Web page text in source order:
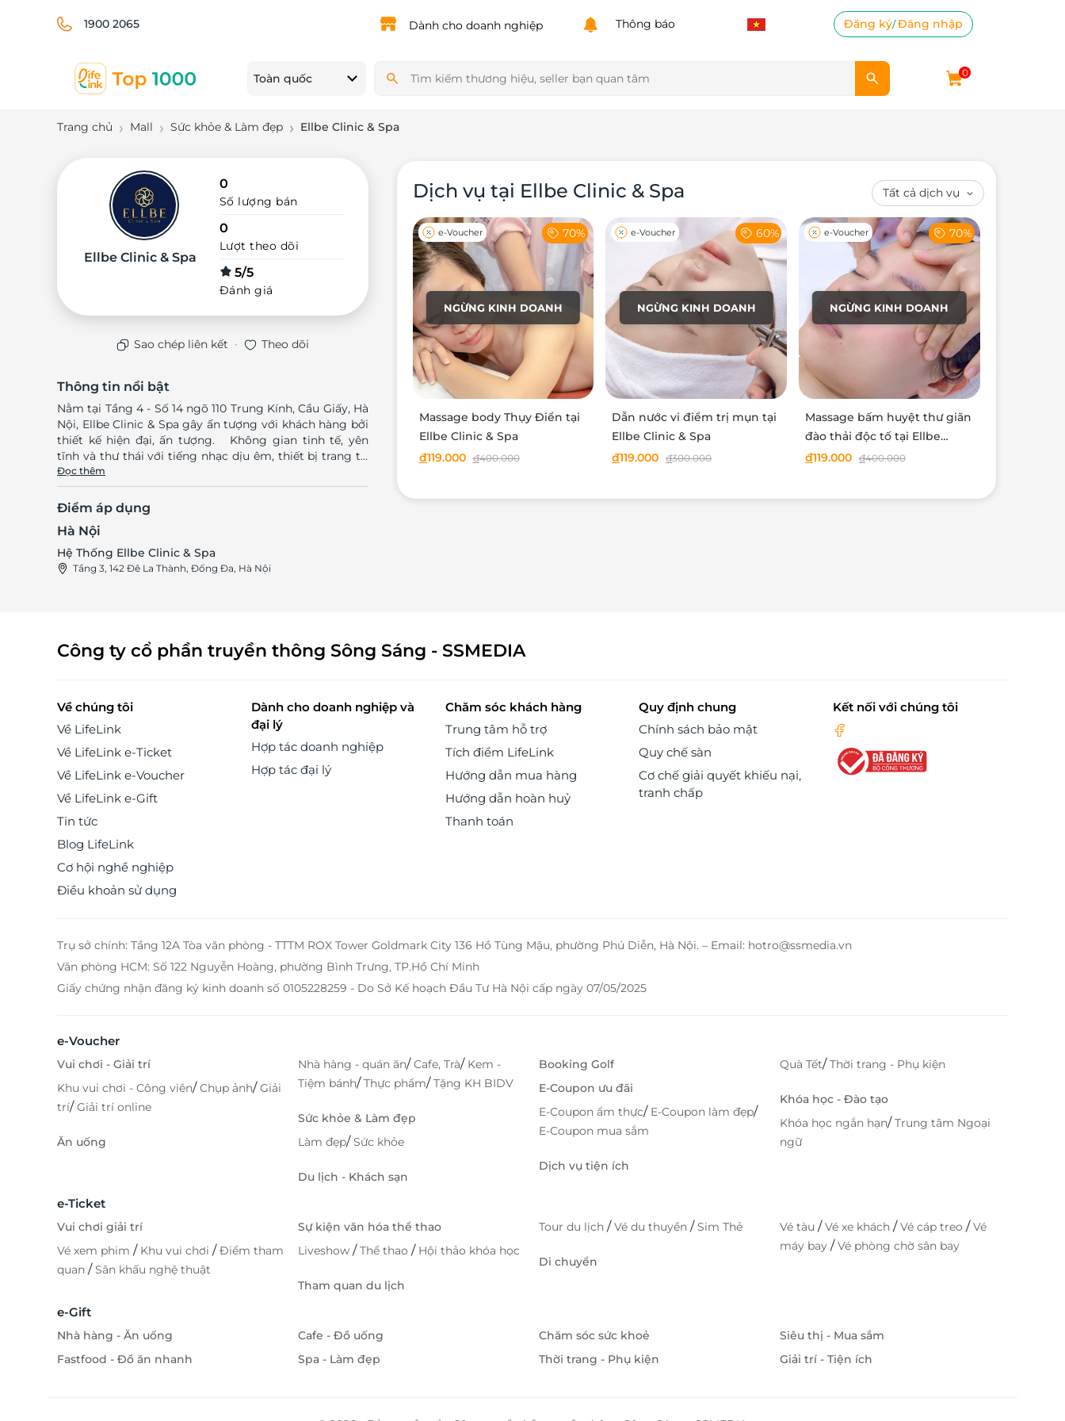
1900 2065 Dành cho doanh nghiệp Thông báo Đăng ký/Đăng nhập
Toàn quốc 0
Trang chủ Mall Sức khỏe & Làm đẹp Ellbe Clinic & Spa
Ellbe Clinic & Spa
0
Số lượng bán
0
Lượt theo dõi
5/5
Đánh giá
Sao chép liên kết · Theo dõi
Thông tin nổi bật
Nằm tại Tầng 4 - Số 14 ngõ 110 Trung Kính, Cầu Giấy, Hà
Nội, Ellbe Clinic & Spa gây ấn tượng với khách hàng bởi
thiết kế hiện đại, ấn tượng. Không gian tinh tế, yên
tĩnh và thư thái với tiếng nhạc dịu êm, thiết bị trang trí
nội thất sang trọng cùng hệ thống máy móc tiên tiến
bậc nhất nên khách hàng hoàn toàn yên tâm khi sử
dụng dịch vụ tại đây. Ellbe luôn tâm niệm: "Chăm sóc
da là một quá trình đồng hành, chinh phục, khám phá
sự thay đổi của làn da" chính vì thế, Ellbe chuyên trị liệu
và chăm sóc da mặt uy tín với những sản phẩm cao cấp
có nguồn gốc xuất xứ rõ ràng (Hàn Quốc, Tây Ban Nha,
da, mang đến vẻ đẹp trắng sáng, mịn màng. Truy
cập LifeLink để sở hữu vô vàn deal sức khỏe - làm
Đọc thêm
Điểm áp dụng
Hà Nội
Hệ Thống Ellbe Clinic & Spa
Tầng 3, 142 Đê La Thành, Đống Đa, Hà Nội
Dịch vụ tại Ellbe Clinic & Spa
NGỪNG KINH DOANH
e-Voucher 70%
Massage body Thụy Điển tại
Ellbe Clinic & Spa
đ119.000 đ400.000
NGỪNG KINH DOANH
e-Voucher 60%
Dẫn nước vi điểm trị mụn tại
Ellbe Clinic & Spa
đ119.000 đ300.000
NGỪNG KINH DOANH
e-Voucher 70%
Massage bấm huyệt thư giãn
đào thải độc tố tại Ellbe
Clinic & Spa
đ119.000 đ400.000
Công ty cổ phần truyền thông Sông Sáng - SSMEDIA
Về chúng tôi
Về LifeLink
Về LifeLink e-Ticket
Về LifeLink e-Voucher
Về LifeLink e-Gift
Tin tức
Blog LifeLink
Cơ hội nghề nghiệp
Điều khoản sử dụng
Dành cho doanh nghiệp và
đại lý
Hợp tác doanh nghiệp
Hợp tác đại lý
Chăm sóc khách hàng
Trung tâm hỗ trợ
Tích điểm LifeLink
Hướng dẫn mua hàng
Hướng dẫn hoàn huỷ
Thanh toán
Quy định chung
Chính sách bảo mật
Quy chế sàn
Cơ chế giải quyết khiếu nại,
tranh chấp
Kết nối với chúng tôi
Trụ sở chính: Tầng 12A Tòa văn phòng - TTTM ROX Tower Goldmark City 136 Hồ Tùng Mậu, phường Phú Diễn, Hà Nội. – Email: hotro@ssmedia.vn
Văn phòng HCM: Số 122 Nguyễn Hoàng, phường Bình Trưng, TP.Hồ Chí Minh
Giấy chứng nhận đăng ký kinh doanh số 0105228259 - Do Sở Kế hoạch Đầu Tư Hà Nội cấp ngày 07/05/2025
e-Voucher
Vui chơi - Giải trí
Khu vui chơi - Công viên/Chụp ảnh/Giải
trí/Giải trí online
Ăn uống
Nhà hàng - quán ăn/Cafe, Trà/ Kem -
Tiệm bánh/Thực phẩm/Tặng KH BIDV
Sức khỏe & Làm đẹp
Làm đẹp/Sức khỏe
Du lịch - Khách sạn
Booking Golf
E-Coupon ưu đãi
E-Coupon ẩm thực/ E-Coupon làm đẹp/
E-Coupon mua sắm
Dịch vụ tiện ích
Quà Tết/Thời trang - Phụ kiện
Khóa học - Đào tạo
Khóa học ngắn hạn/Trung tâm Ngoại
ngữ
e-Ticket
Vui chơi giải trí
Vé xem phim / Khu vui chơi /Điểm tham
quan /Sân khấu nghệ thuật
Sự kiện văn hóa thể thao
Liveshow /Thể thao / Hội thảo khóa học
Tham quan du lịch
Tour du lịch /Vé du thuyền /Sim Thẻ
Di chuyển
Vé tàu /Vé xe khách /Vé cáp treo /Vé
máy bay /Vé phòng chờ sân bay
e-Gift
Nhà hàng - Ăn uống
Fastfood - Đồ ăn nhanh
Cafe - Đồ uống
Spa - Làm đẹp
Chăm sóc sức khoẻ
Thời trang - Phụ kiện
Siêu thị - Mua sắm
Giải trí - Tiện ích